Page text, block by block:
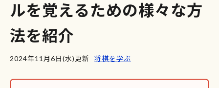
ルを覚えるための様々な方
法を紹介
2024年11月6日(水)更新 将棋を学ぶ